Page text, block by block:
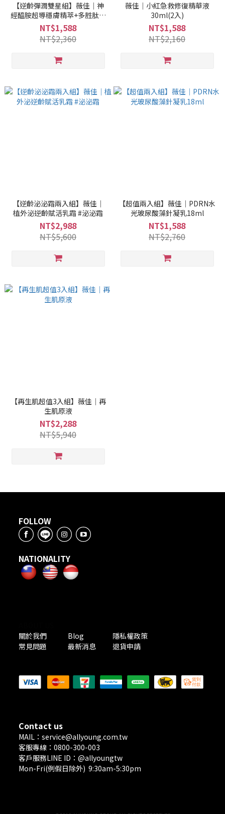
【逆齡彈潤雙星組】薇佳｜神
經醯胺超導穩膚精萃+多胜肽膠
原彈潤精萃
NT$1,588
NT$2,360
薇佳｜小紅急救修復精華液
30ml(2入)
NT$1,588
NT$2,160
【逆齡泌泌霜兩入組】薇佳｜
植外泌逆齡賦活乳霜 #泌泌霜
NT$2,988
NT$5,600
【超值兩入組】薇佳｜PDRN水
光玻尿酸藻針凝乳18ml
NT$1,588
NT$2,760
【再生肌超值3入組】薇佳｜再
生肌原液
NT$2,288
NT$5,940
FOLLOW
NATIONALITY
關於我們
Blog
隱私權政策
常見問題
最新消息 退貨申請
Contact us
MAIL：service@allyoung.com.tw
客服專線：0800-300-003
客戶服務LINE ID：@allyoungtw
Mon-Fri(例假日除外) 9:30am-5:30pm